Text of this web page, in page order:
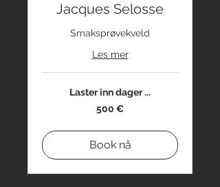
Jacques Selosse
Smaksprøvekveld
Les mer
Laster inn dager ...
500 €
Book nå